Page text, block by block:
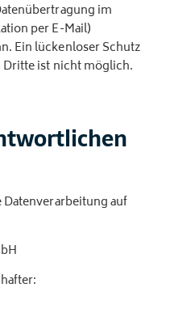
im
per E-Mail)
Ein lückenloser Schutz
ist nicht möglich.
auf